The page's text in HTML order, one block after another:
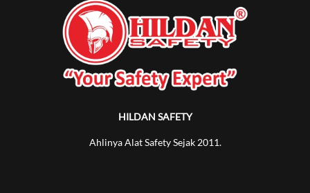
HILDAN SAFETY
Ahlinya Alat Safety Sejak 2011.